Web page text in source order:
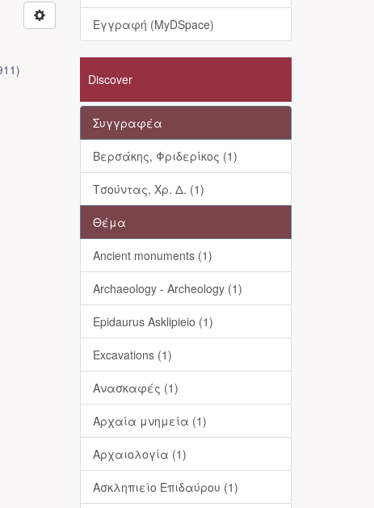
)
Εγγραφή (MyDSpace)
Discover
Συγγραφέα
Βερσάκης, Φριδερίκος (1)
Τσούντας, Χρ. Δ. (1)
Θέμα
Ancient monuments (1)
Archaeology - Archeology (1)
Epidaurus Asklipieio (1)
Excavations (1)
Ανασκαφές (1)
Αρχαία μνημεία (1)
Αρχαιολογία (1)
Ασκληπιείο Επιδαύρου (1)